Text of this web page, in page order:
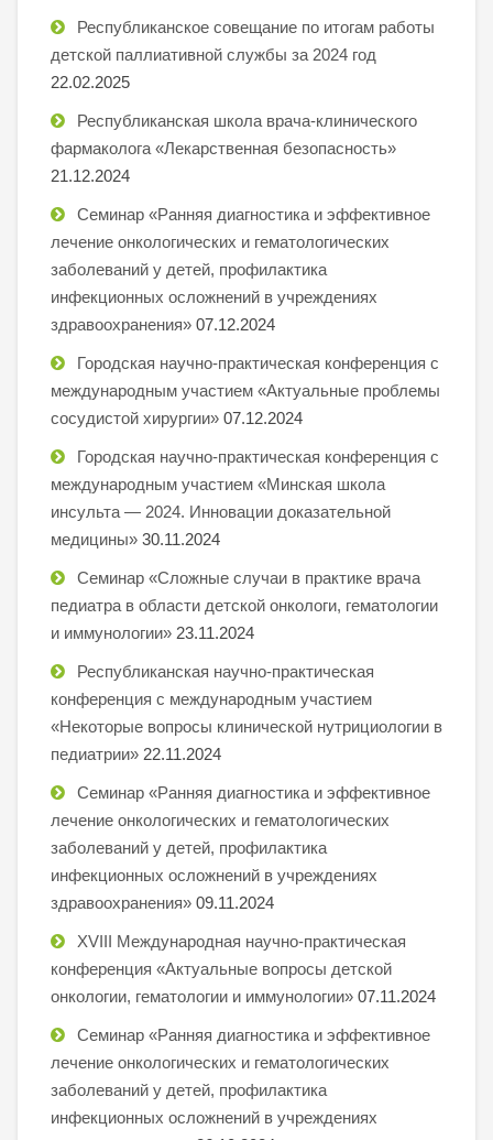
Республиканское совещание по итогам работы
детской паллиативной службы за 2024 год
22.02.2025
Республиканская школа врача-клинического
фармаколога «Лекарственная безопасность»
21.12.2024
Семинар «Ранняя диагностика и эффективное
лечение онкологических и гематологических
заболеваний у детей, профилактика
инфекционных осложнений в учреждениях
здравоохранения» 07.12.2024
Городская научно-практическая конференция с
международным участием «Актуальные проблемы
сосудистой хирургии» 07.12.2024
Городская научно-практическая конференция с
международным участием «Минская школа
инсульта — 2024. Инновации доказательной
медицины» 30.11.2024
Семинар «Сложные случаи в практике врача
педиатра в области детской онкологи, гематологии
и иммунологии» 23.11.2024
Республиканская научно-практическая
конференция с международным участием
«Некоторые вопросы клинической нутрициологии в
педиатрии» 22.11.2024
Семинар «Ранняя диагностика и эффективное
лечение онкологических и гематологических
заболеваний у детей, профилактика
инфекционных осложнений в учреждениях
здравоохранения» 09.11.2024
XVIII Международная научно-практическая
конференция «Актуальные вопросы детской
онкологии, гематологии и иммунологии» 07.11.2024
Семинар «Ранняя диагностика и эффективное
лечение онкологических и гематологических
заболеваний у детей, профилактика
инфекционных осложнений в учреждениях